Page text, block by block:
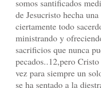
somos santificados
de Jesucristo hecha
ciertamente todo
ministrando y
sacrificios que nunca
pecados..12,pero
vez para siempre un
se ha sentado a la